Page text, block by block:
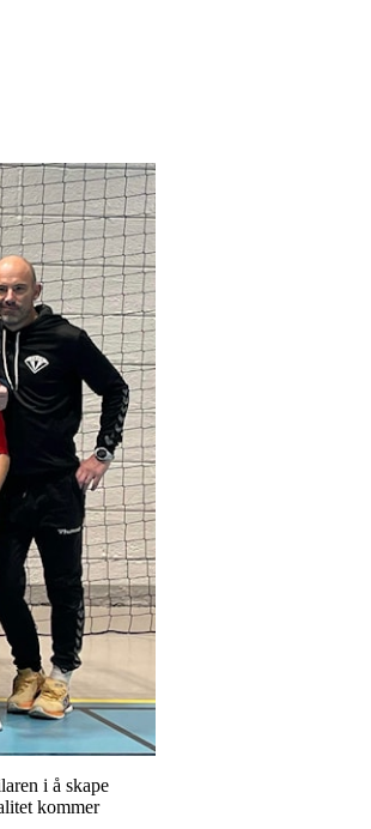
i å skape
kommer